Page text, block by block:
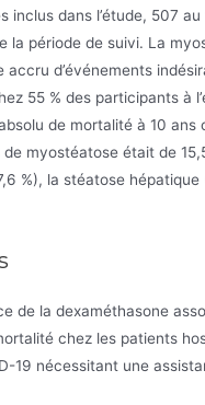
inclus dans l’étude, 507
la période de suivi. La
accru d’événements
55 % des participants à
de mortalité à 10 ans
myostéatose était de
%), la stéatose hépatique
de la dexaméthasone
chez les patients
19 nécessitant une